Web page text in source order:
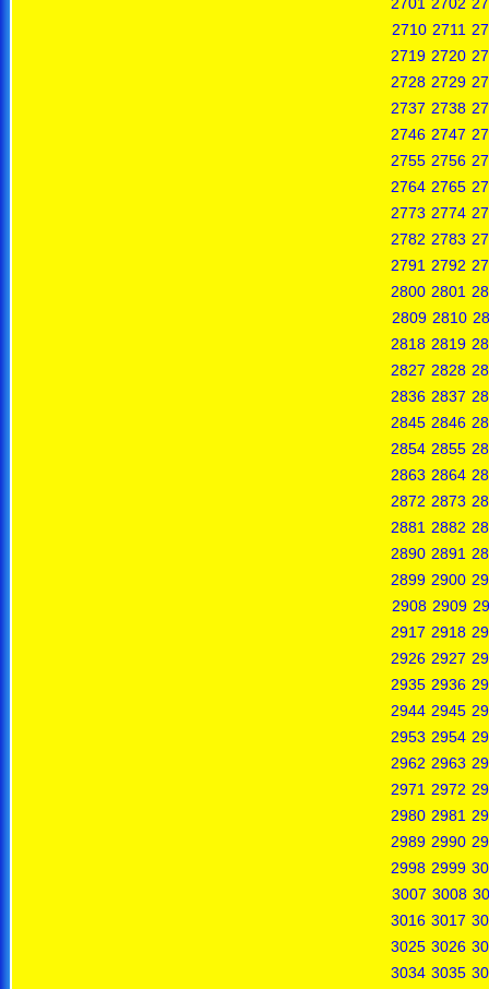
2710 2711
2719 2720
2728 2729
2737 2738
2746 2747
2755 2756
2764 2765
2773 2774
2782 2783
2791 2792
2800 2801
2809 2810
2818 2819
2827 2828
2836 2837
2845 2846
2854 2855
2863 2864
2872 2873
2881 2882
2890 2891
2899 2900
2908 2909
2917 2918
2926 2927
2935 2936
2944 2945
2953 2954
2962 2963
2971 2972
2980 2981
2989 2990
2998 2999
3007 3008
3016 3017
3025 3026
3034 3035